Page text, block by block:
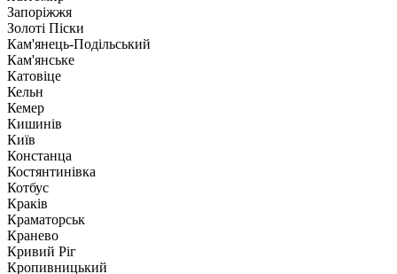
Запоріжжя
Золоті Піски
Кам'янець-Подільський
Кам'янське
Катовіце
Кельн
Кемер
Кишинів
Київ
Констанца
Костянтинівка
Котбус
Краків
Краматорськ
Кранево
Кривий Ріг
Кропивницький